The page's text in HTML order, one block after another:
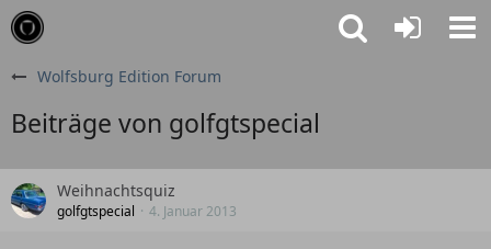
Wolfsburg Edition Forum
Beiträge von golfgtspecial
Weihnachtsquiz
golfgtspecial 4. Januar 2013